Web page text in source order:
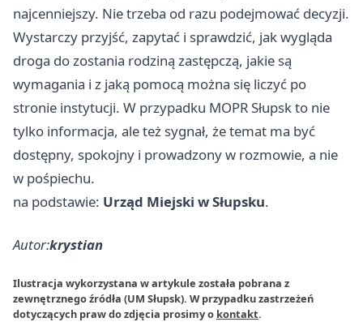
najcenniejszy. Nie trzeba od razu podejmować decyzji.
Wystarczy przyjść, zapytać i sprawdzić, jak wygląda
droga do zostania rodziną zastępczą, jakie są
wymagania i z jaką pomocą można się liczyć po
stronie instytucji. W przypadku MOPR Słupsk to nie
tylko informacja, ale też sygnał, że temat ma być
dostępny, spokojny i prowadzony w rozmowie, a nie
w pośpiechu.
na podstawie: Urząd Miejski w Słupsku.
Autor:krystian
Ilustracja wykorzystana w artykule została pobrana z
zewnętrznego źródła (UM Słupsk). W przypadku zastrzeżeń
dotyczących praw do zdjęcia prosimy o kontakt.